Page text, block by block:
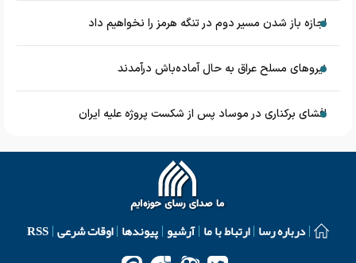
اجازه باز شدن مسیر دوم در تنگه هرمز را نخواهیم داد
نیروهای مسلح عراق به حال آماده‌باش درآمدند
افشای برکناری در موساد پس از شکست پروژه علیه ایران
درباره رسا ارتباط با ما آرشیو پیوندها اوقات شرعی RSS